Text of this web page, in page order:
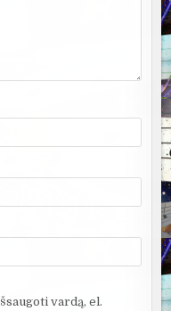
vardą, el.